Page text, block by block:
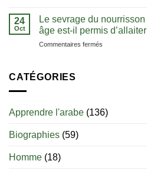
pour
bien
l’eau
de
24
Oct
Le sevrage du
âge est-il permis
Commentaires fermés
:
CATÉGORIES
Apprendre l'arabe (136)
Biographies (59)
Homme (18)